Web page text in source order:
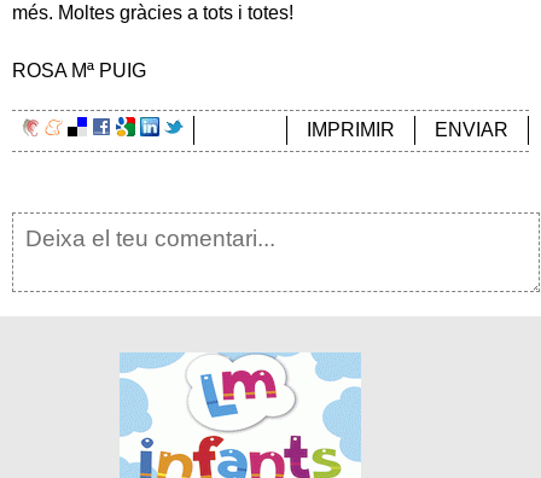
més. Moltes gràcies a tots i totes!
ROSA Mª PUIG
ENVIAR
IMPRIMIR